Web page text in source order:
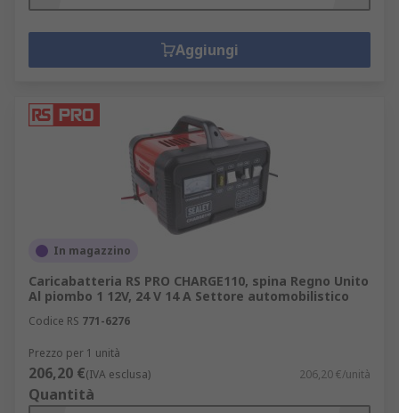
Aggiungi
In magazzino
Caricabatteria RS PRO CHARGE110, spina Regno Unito
Al piombo 1 12V, 24 V 14 A Settore automobilistico
Codice RS 771-6276
Prezzo per 1 unità
206,20 €(IVA esclusa) 206,20 €/unità
Quantità